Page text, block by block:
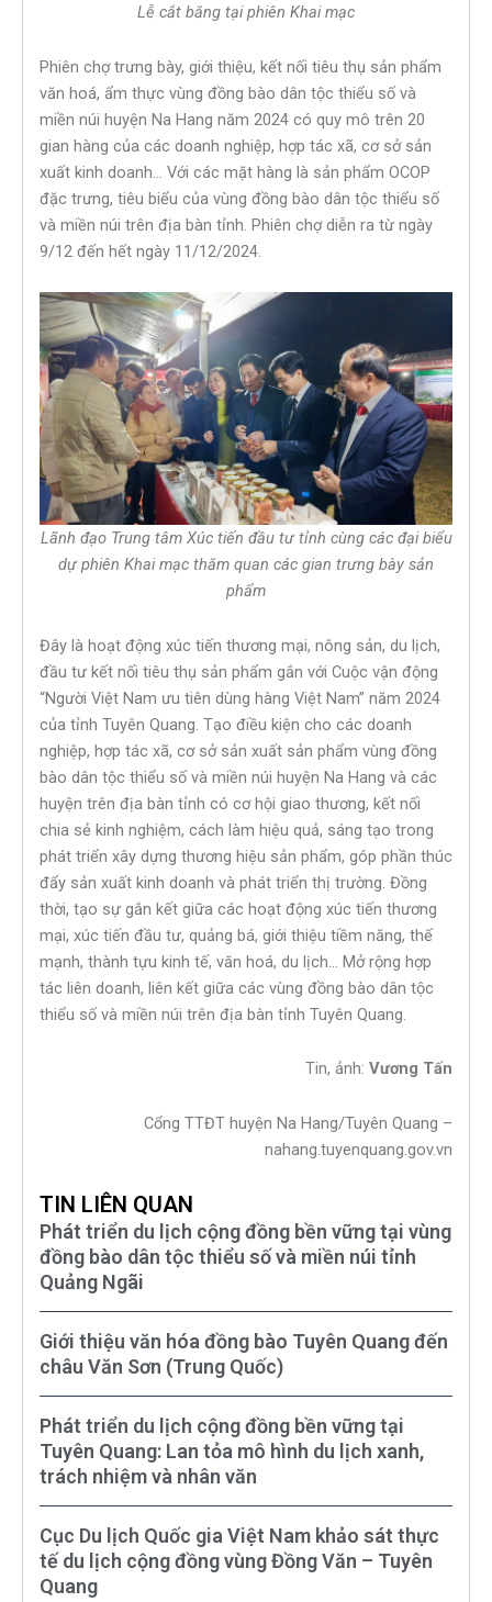
Lễ cắt băng tại phiên Khai mạc
Phiên chợ trưng bày, giới thiệu, kết nối tiêu thụ sản phẩm
văn hoá, ẩm thực vùng đồng bào dân tộc thiểu số và
miền núi huyện Na Hang năm 2024 có quy mô trên 20
gian hàng của các doanh nghiệp, hợp tác xã, cơ sở sản
xuất kinh doanh… Với các mặt hàng là sản phẩm OCOP
đặc trưng, tiêu biểu của vùng đồng bào dân tộc thiểu số
và miền núi trên địa bàn tỉnh. Phiên chợ diễn ra từ ngày
9/12 đến hết ngày 11/12/2024.
Lãnh đạo Trung tâm Xúc tiến đầu tư tỉnh cùng các đại biểu
dự phiên Khai mạc thăm quan các gian trưng bày sản
phẩm
Đây là hoạt động xúc tiến thương mại, nông sản, du lịch,
đầu tư kết nối tiêu thụ sản phẩm gắn với Cuộc vận động
“Người Việt Nam ưu tiên dùng hàng Việt Nam” năm 2024
của tỉnh Tuyên Quang. Tạo điều kiện cho các doanh
nghiệp, hợp tác xã, cơ sở sản xuất sản phẩm vùng đồng
bào dân tộc thiểu số và miền núi huyện Na Hang và các
huyện trên địa bàn tỉnh có cơ hội giao thương, kết nối
chia sẻ kinh nghiệm, cách làm hiệu quả, sáng tạo trong
phát triển xây dựng thương hiệu sản phẩm, góp phần thúc
đẩy sản xuất kinh doanh và phát triển thị trường. Đồng
thời, tạo sự gắn kết giữa các hoạt động xúc tiến thương
mại, xúc tiến đầu tư, quảng bá, giới thiệu tiềm năng, thế
mạnh, thành tựu kinh tế, văn hoá, du lịch… Mở rộng hợp
tác liên doanh, liên kết giữa các vùng đồng bào dân tộc
thiểu số và miền núi trên địa bàn tỉnh Tuyên Quang.
Tin, ảnh: Vương Tấn
Cổng TTĐT huyện Na Hang/Tuyên Quang –
nahang.tuyenquang.gov.vn
TIN LIÊN QUAN
Phát triển du lịch cộng đồng bền vững tại vùng
đồng bào dân tộc thiểu số và miền núi tỉnh
Quảng Ngãi
Giới thiệu văn hóa đồng bào Tuyên Quang đến
châu Văn Sơn (Trung Quốc)
Phát triển du lịch cộng đồng bền vững tại
Tuyên Quang: Lan tỏa mô hình du lịch xanh,
trách nhiệm và nhân văn
Cục Du lịch Quốc gia Việt Nam khảo sát thực
tế du lịch cộng đồng vùng Đồng Văn – Tuyên
Quang